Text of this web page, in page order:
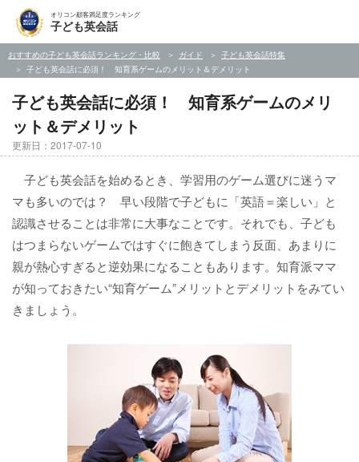
オリコン顧客満足度ランキング
子ども英会話
おすすめの子ども英会話ランキング・比較 ガイド
子ども英会話特集
子ども英会話に必須！ 知育系ゲームのメリット＆デメリット
子ども英会話に必須！ 知育系ゲームのメリ
ット＆デメリット
更新日：2017-07-10
子ども英会話を始めるとき、学習用のゲーム選びに迷うマ
マも多いのでは？ 早い段階で子どもに「英語＝楽しい」と
認識させることは非常に大事なことです。それでも、子ども
はつまらないゲームではすぐに飽きてしまう反面、あまりに
親が熱心すぎると逆効果になることもあります。知育派ママ
が知っておきたい“知育ゲーム”メリットとデメリットをみてい
きましょう。